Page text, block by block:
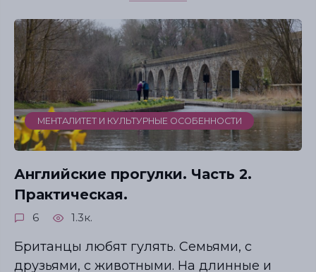
МЕНТАЛИТЕТ И КУЛЬТУРНЫЕ ОСОБЕННОСТИ
Английские прогулки. Часть 2.
Практическая.
6 1.3к.
Британцы любят гулять. Семьями, с
друзьями, с животными. На длинные и